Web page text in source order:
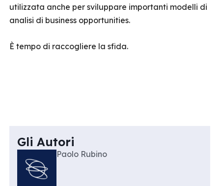
utilizzata anche per sviluppare importanti modelli di
analisi di business opportunities.
È tempo di raccogliere la sfida.
Gli Autori
Paolo Rubino